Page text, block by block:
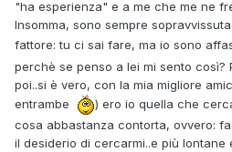
"ha esperienza" e a me che me ne
Insomma, sono sempre
fattore: tu ci sai fare, ma io sono
perchè se penso a lei mi sento così?
poi..si è vero, con la mia migliore
entrambe
) ero io quella che
cosa abbastanza contorta, ovvero:
il desiderio di cercarmi..e più lontane